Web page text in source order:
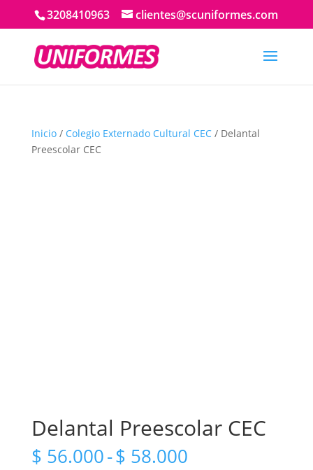
3208410963 clientes@scuniformes.com
Inicio/ Colegio Externado Cultural CEC/ Delantal
Preescolar CEC
Delantal Preescolar CEC
$ 56.000-$ 58.000Rango